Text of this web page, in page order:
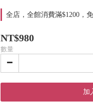
全店，全館消費滿$1200，免
NT$980
數量
加